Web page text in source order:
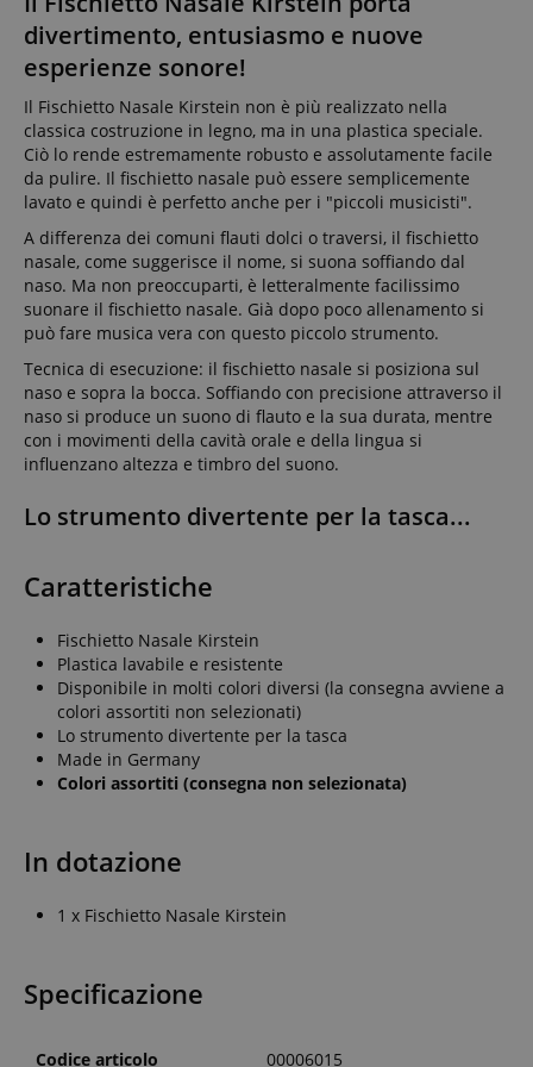
divertimento, entusiasmo e nuove
esperienze sonore!
Il Fischietto Nasale Kirstein non è più realizzato nella
classica costruzione in legno, ma in una plastica speciale.
Ciò lo rende estremamente robusto e assolutamente facile
da pulire. Il fischietto nasale può essere semplicemente
lavato e quindi è perfetto anche per i "piccoli musicisti".
A differenza dei comuni flauti dolci o traversi, il fischietto
nasale, come suggerisce il nome, si suona soffiando dal
naso. Ma non preoccuparti, è letteralmente facilissimo
suonare il fischietto nasale. Già dopo poco allenamento si
può fare musica vera con questo piccolo strumento.
Tecnica di esecuzione: il fischietto nasale si posiziona sul
naso e sopra la bocca. Soffiando con precisione attraverso il
naso si produce un suono di flauto e la sua durata, mentre
con i movimenti della cavità orale e della lingua si
influenzano altezza e timbro del suono.
Lo strumento divertente per la tasca...
Caratteristiche
Fischietto Nasale Kirstein
Plastica lavabile e resistente
Disponibile in molti colori diversi (la consegna avviene a
colori assortiti non selezionati)
Lo strumento divertente per la tasca
Made in Germany
Colori assortiti (consegna non selezionata)
In dotazione
1 x Fischietto Nasale Kirstein
Specificazione
Codice articolo 00006015